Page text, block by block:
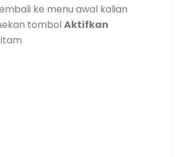
ke menu awal kalian
tombol Aktifkan